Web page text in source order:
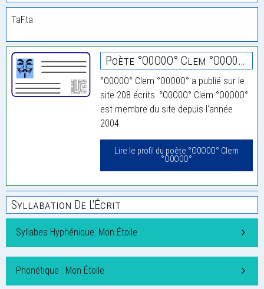
TaFta
Poète °O0O0O° Clem °O0O0O°
°O0O0O° Clem °O0O0O° a publié sur le
site 208 écrits. °O0O0O° Clem °O0O0O°
est membre du site depuis l'année
2004.
Lire le profil du poète °O0O0O° Clem
°O0O0O°
Syllabation De L'Écrit
Syllabes Hyphénique: Mon Étoile
Phonétique : Mon Étoile